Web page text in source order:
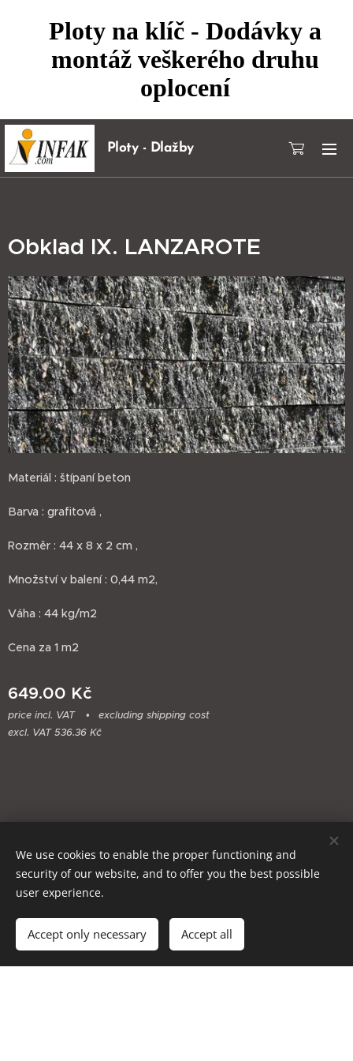
Ploty na klíč - Dodávky a
montáž veškerého druhu
oplocení
Ploty - Dlažby
Obklad IX. LANZAROTE
Materiál : štípaní beton
Barva : grafitová ,
Rozměr : 44 x 8 x 2 cm ,
Množství v balení : 0,44 m2,
Váha : 44 kg/m2
Cena za 1 m2
649.00 Kč
price incl. VAT
excluding shipping cost
excl. VAT 536.36 Kč
Add to cart
Cookies
Languages
We use cookies to enable the proper functioning and
security of our website, and to offer you the best possible
user experience.
Accept only necessary Accept all